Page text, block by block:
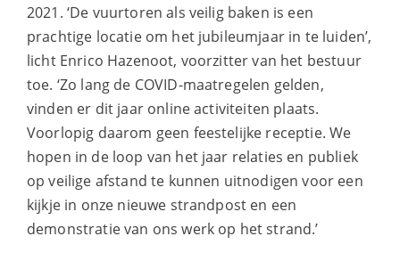
2021. ‘De vuurtoren als veilig baken is een
prachtige locatie om het jubileumjaar in te luiden’,
licht Enrico Hazenoot, voorzitter van het bestuur
toe. ‘Zo lang de COVID-maatregelen gelden,
vinden er dit jaar online activiteiten plaats.
Voorlopig daarom geen feestelijke receptie. We
hopen in de loop van het jaar relaties en publiek
op veilige afstand te kunnen uitnodigen voor een
kijkje in onze nieuwe strandpost en een
demonstratie van ons werk op het strand.’